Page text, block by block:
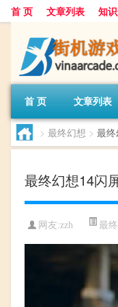
首 页 文章列表 知
首 页 文章列表
> 最终幻想 > 最
最终幻想14闪
网友:zzh 最